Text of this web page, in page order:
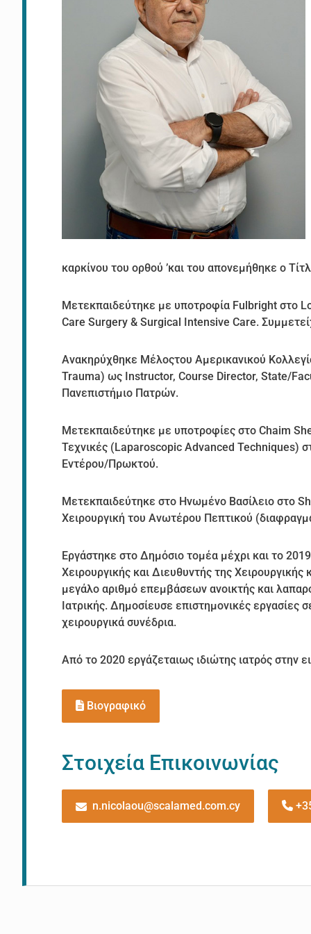
καρκίνου του ορθού ’και του απονεμήθηκε ο
Μετεκπαιδεύτηκε με υποτροφία Fulbright στο
Care Surgery & Surgical Intensive Care.
Ανακηρύχθηκε Μέλοςτου Αμερικανικού
Trauma) ως Instructor, Course Director, State/
Πανεπιστήμιο Πατρών.
Μετεκπαιδεύτηκε με υποτροφίες στο Chaim
Τεχνικές (Laparoscopic Advanced Techniques)
Εντέρου/Πρωκτού.
Μετεκπαιδεύτηκε στο Ηνωμένο Βασίλειο στο
Χειρουργική του Aνωτέρου Πεπτικού
Εργάστηκε στο Δημόσιο τομέα μέχρι και το
Χειρουργικής και Διευθυντής της
μεγάλο αριθμό επεμβάσεων ανοικτής και
Ιατρικής. Δημοσίευσε επιστημονικές εργασίες
χειρουργικά συνέδρια.
Από το 2020 εργάζεταιως ιδιώτης ιατρός στην
Βιογραφικό
Στοιχεία Επικοινωνίας
n.nicolaou@scalamed.com.cy